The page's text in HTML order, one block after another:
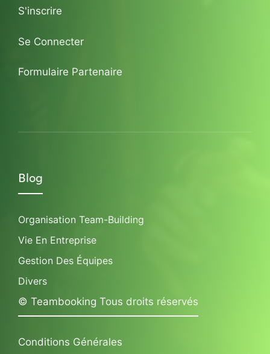
S'inscrire
Se Connecter
Formulaire Partenaire
Blog
Organisation Team-Building
Vie En Entreprise
Gestion Des Équipes
Divers
© Teambooking Tous droits réservés
Conditions Générales